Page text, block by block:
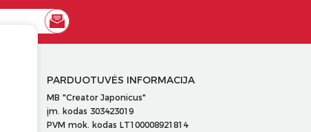
PARDUOTUVĖS INFORMACIJA
MB "Creator Japonicus"
įm. kodas 303423019
PVM mok. kodas LT100008921814